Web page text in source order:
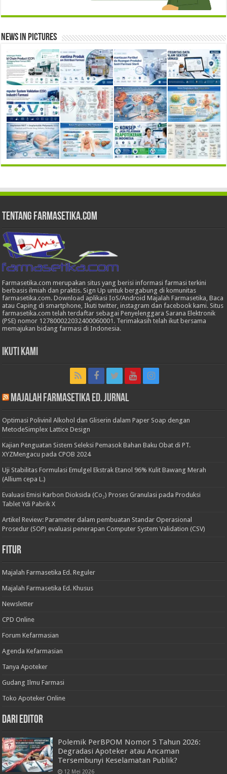
News in Pictures
Tentang Farmasetika.com
Farmasetika.com merupakan situs yang berisi informasi farmasi terkini
berbasis ilmiah dan praktis. Sign Up untuk bergabung di komunitas
farmasetika.com. Download aplikasi IoS/Android Majalah Farmasetika, Baca
atau Caping di smartphone, Ikuti twitter, instagram dan facebook kami. Situs
farmasetika.com telah terdaftar sebagai Penyelenggara Sarana Elektronik
(PSE) nomor 127800022032400060001. Terimakasih telah ikut bersama
memajukan bidang farmasi di Indonesia.
Ikuti Kami
Majalah Farmasetika Ed. Jurnal
Optimasi Polivinil Alkohol dan Gliserin dalam Paper Soap dengan
MetodeSimplex Lattice Design
Kajian Penguatan Sistem Seleksi Pemasok Bahan Baku Obat di PT.
XYZMengacu pada CPOB 2024
Uji Stabilitas Formulasi Emulgel Ekstrak Etanol 96% Kulit Bawang Merah
(Allium cepa L.)
Evaluasi Emisi Karbon Dioksida (Co₂) Proses Granulasi pada Produksi
Tablet Ydi Pabrik X
Artikel Review: Parameter dalam pembuatan Standar Operasional
Prosedur (SOP) evaluasi penerapan Computer System Validation (CSV)
Fitur
Majalah Farmasetika Ed. Reguler
Majalah Farmasetika Ed. Khusus
Newsletter
CPD Online
Forum Kefarmasian
Agenda Kefarmasian
Tanya Apoteker
Gudang Ilmu Farmasi
Toko Apoteker Online
Dari Editor
Polemik PerBPOM Nomor 5 Tahun 2026:
Degradasi Apoteker atau Ancaman
Tersembunyi Keselamatan Publik?
12 Mei 2026